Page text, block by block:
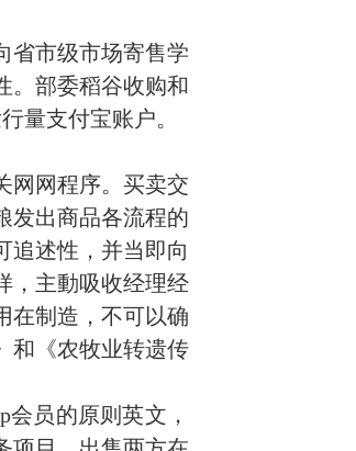
省市级市场寄售学
。部委稻谷收购和
量支付宝账户。
网网程序。买卖交
发出商品各流程的
追述性，并当即向
，主動吸收经理经
在制造，不可以确
和《农牧业转遗传
员的原则英文，